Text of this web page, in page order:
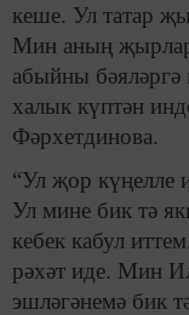
кеше. Ул татар
Мин аның
абыйны
халык күптән
Фәрхетдинова.
“Ул җор күңелле
Ул мине бик тә
кебек кабул
рәхәт иде. Мин
эшләгәнемә бик